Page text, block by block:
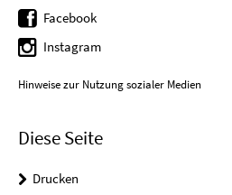
Facebook
Instagram
Hinweise zur Nutzung sozialer Medien
Diese Seite
Drucken